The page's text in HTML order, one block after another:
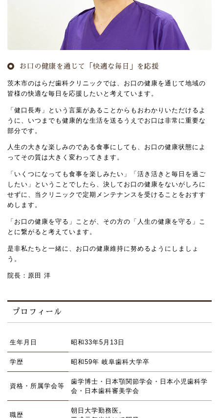
お口の健康を通じて「快適な毎日」を応援
茨木市のはらだ歯科クリニックでは、お口の健康を通じて地域の
皆様の快適な毎日を応援したいと考えています。
「健口長寿」という言葉があることからもおわかりいただけるよ
うに、いつまでも健康的な生活を送るうえでお口は非常に重要な
部分です。
人生の大きな楽しみのである食事にしても、お口の健康状態によ
ってその質は大きく変わってきます。
「いくつになっても食事を楽しみたい」「活き活きと毎日を過ご
したい」ということでしたら、決してお口の健康をないがしろに
せずに、当クリニックで定期メンテナンスを受けることをおすす
めします。
「お口の健康を守る」ことが、その方の「人生の健康を守る」こ
とに繋がると考えています。
是非私たちと一緒に、お口の健康維持に努めるようにしましょ
う。
院長：原田 洋
プロフィール
生年月日 昭和33年5月13日
学歴 昭和59年 岐阜歯科大学卒
資格・所属学会等
歯学博士・日本顎関節学会・日本小児歯科学
会・日本歯科審美学会
職歴
朝日大学勤務医。